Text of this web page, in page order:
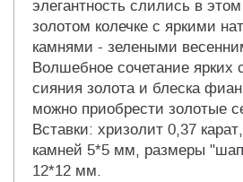
элегантность слились в
золотом колечке с яркими
камнями - зелеными
Волшебное сочетание ярких
сияния золота и блеска
можно приобрести золотые
Вставки: хризолит 0,37
камней 5*5 мм, размеры
12*12 мм.